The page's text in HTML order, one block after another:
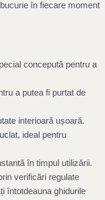
în fiecare moment
concepută pentru a
a putea fi purtat de
interioară ușoară.
ideal pentru
în timpul utilizării.
verificări regulate
întotdeauna ghidurile